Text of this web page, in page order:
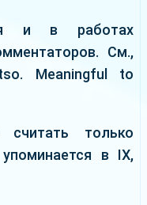
и в работах
См.,
Meaningful to
только
в ІХ,